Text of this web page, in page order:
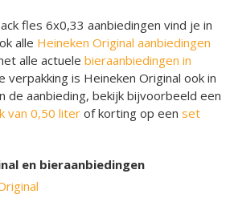
fles 6x0,33 aanbiedingen vind je in
alle Heineken Original aanbiedingen
alle actuele bieraanbiedingen in
verpakking is Heineken Original ook in
de aanbieding, bekijk bijvoorbeeld een
van 0,50 liter of korting op een set
en bieraanbiedingen